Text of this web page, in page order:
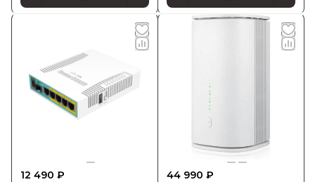
12 490 ₽ 44 990 ₽